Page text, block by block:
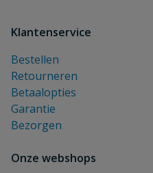
Klantenservice
Bestellen
Retourneren
Betaalopties
Garantie
Bezorgen
Onze webshops